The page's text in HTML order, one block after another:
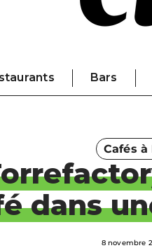
Bars
Cafés à
dans
8 novembre